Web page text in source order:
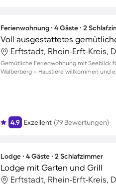
Ferienwohnung ∙ 4 Gäste ∙ 2
Erftstadt, Rhein-Erft-Kreis,
Gemütliche Ferienwohnung mit Seeblick
Walberberg – Haustiere willkommen und
4.9 Exzellent (79 Bewertungen)
Lodge ∙ 4 Gäste ∙ 2 Schlafzimmer
Lodge mit Garten und Grill
Erftstadt, Rhein-Erft-Kreis,